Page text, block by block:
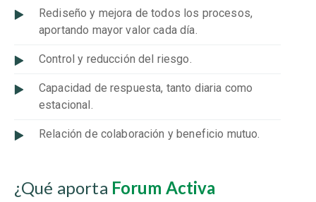
Rediseño y mejora de todos los procesos,
aportando mayor valor cada día.
Control y reducción del riesgo.
Capacidad de respuesta, tanto diaria como
estacional.
Relación de colaboración y beneficio mutuo.
¿Qué aporta Forum Activa